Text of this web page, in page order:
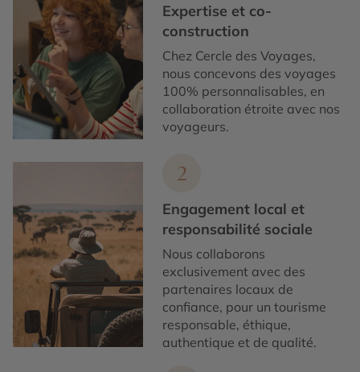
Expertise et co-
construction
Chez Cercle des Voyages,
nous concevons des voyages
100% personnalisables, en
collaboration étroite avec nos
voyageurs.
2
Engagement local et
responsabilité sociale
Nous collaborons
exclusivement avec des
partenaires locaux de
confiance, pour un tourisme
responsable, éthique,
authentique et de qualité.